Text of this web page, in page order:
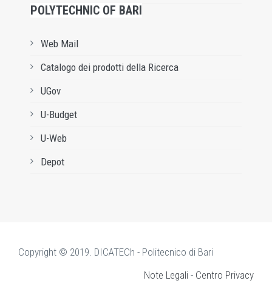
POLYTECHNIC OF BARI
Web Mail
Catalogo dei prodotti della Ricerca
UGov
U-Budget
U-Web
Depot
Copyright © 2019. DICATECh - Politecnico di Bari
Note Legali - Centro Privacy